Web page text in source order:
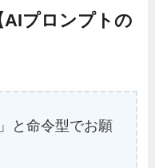
プロンプトの
と命令型でお願